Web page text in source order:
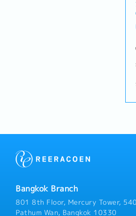
Bangkok Branch
801 8th Floor, Mercury Tower,
Pathum Wan, Bangkok 10330